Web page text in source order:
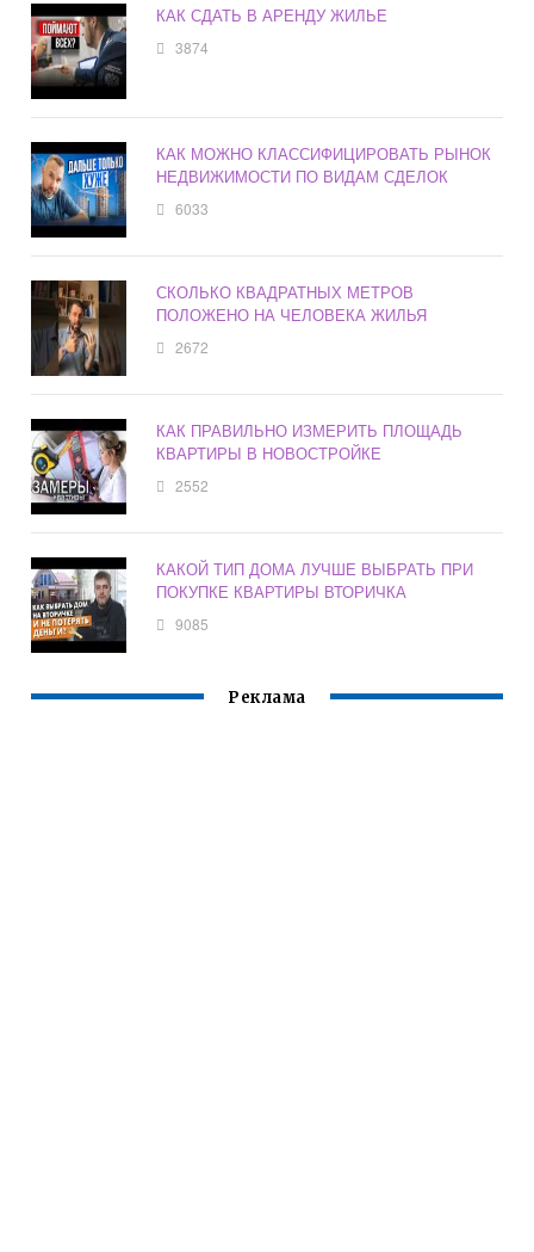
КАК СДАТЬ В АРЕНДУ ЖИЛЬЕ
3874
КАК МОЖНО КЛАССИФИЦИРОВАТЬ РЫНОК
НЕДВИЖИМОСТИ ПО ВИДАМ СДЕЛОК
6033
СКОЛЬКО КВАДРАТНЫХ МЕТРОВ
ПОЛОЖЕНО НА ЧЕЛОВЕКА ЖИЛЬЯ
2672
КАК ПРАВИЛЬНО ИЗМЕРИТЬ ПЛОЩАДЬ
КВАРТИРЫ В НОВОСТРОЙКЕ
2552
КАКОЙ ТИП ДОМА ЛУЧШЕ ВЫБРАТЬ ПРИ
ПОКУПКЕ КВАРТИРЫ ВТОРИЧКА
9085
Реклама